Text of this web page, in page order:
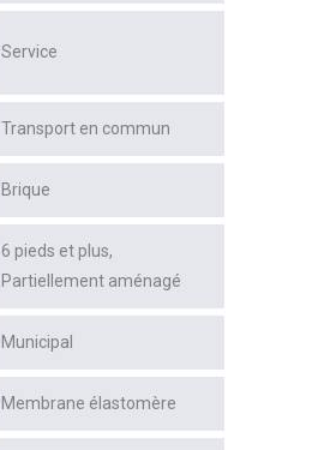
Service
Transport en commun
Brique
6 pieds et plus
Partiellement aménagé
Municipal
Membrane élastomère